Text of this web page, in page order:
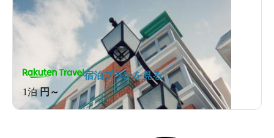
1泊円～
宿泊プランを見る